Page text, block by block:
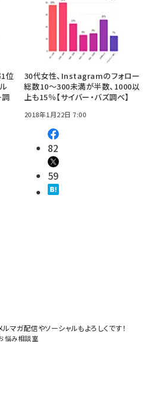
位
調
30代女性、Instagramのフォロー
総数10～300未満が半数、1000以
上も15％【サイバー・バズ調べ】
2018年1月22日 7:00
82
59
マガ配信やソーシャルもよろしくです！
悩み相談室